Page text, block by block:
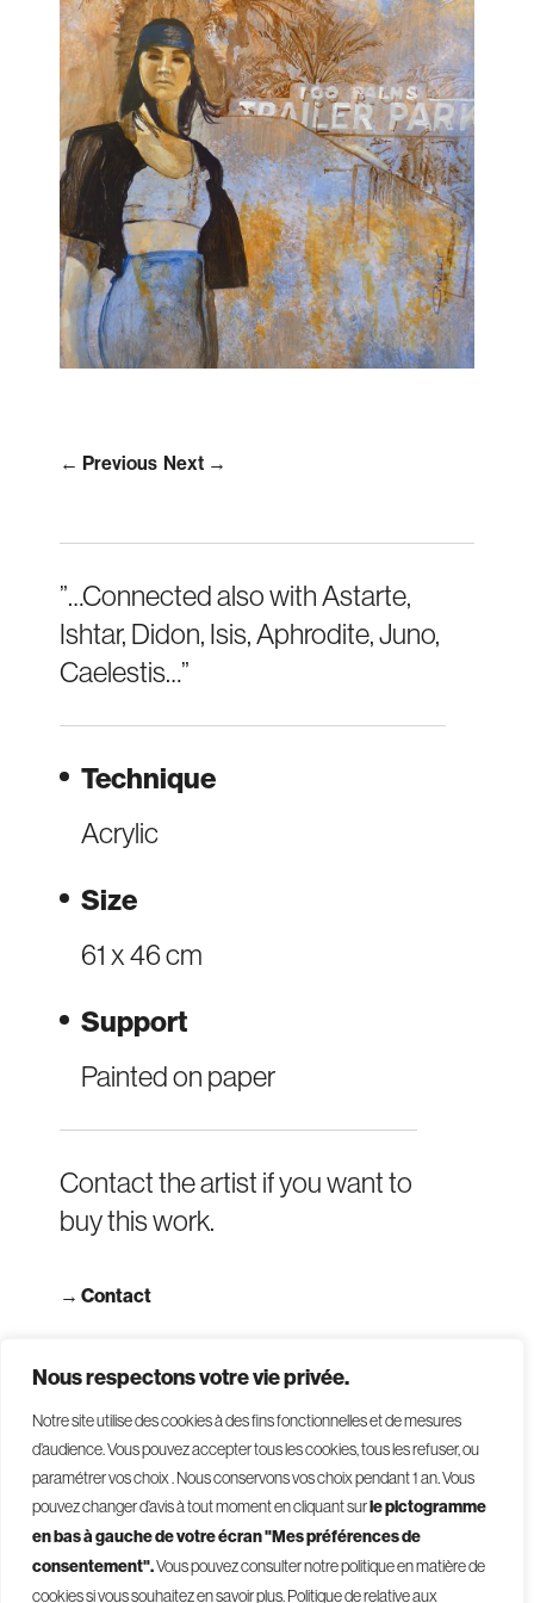
Nous respectons votre vie privée.
Notre site utilise des cookies à des fins fonctionnelles et de mesures
d’audience. Vous pouvez accepter tous les cookies, tous les refuser, ou
paramétrer vos choix . Nous conservons vos choix pendant 1 an.Vous
pouvez changer d’avis à tout moment en cliquant surle pictogramme
en bas à gauche de votre écran "Mes préférences de
consentement".Vous pouvez consulter notre politique en matière de
cookies si vous souhaitez en savoir plus.Politique de relative aux
Technique
Acrylic
Size
61 x 46 cm
Support
Painted on paper
Contact the artist if you want to
buy this work.
→ Contact
← Previous Next →
”…Connected also with Astarte,
Ishtar, Didon, Isis, Aphrodite, Juno,
Caelestis…”
© 2026 - Givelet